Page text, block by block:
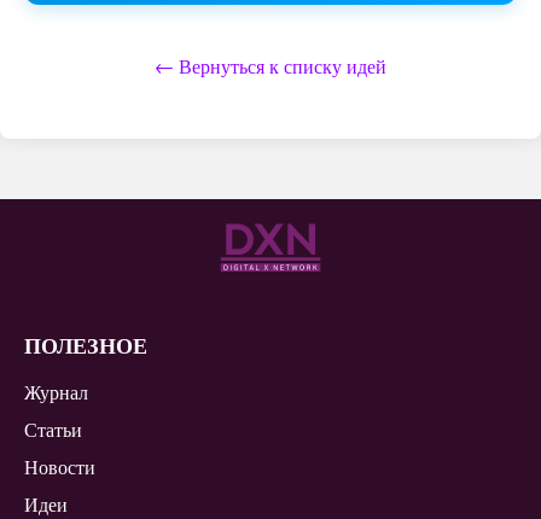
← Вернуться к списку идей
ПОЛЕЗНОЕ
Журнал
Статьи
Новости
Идеи